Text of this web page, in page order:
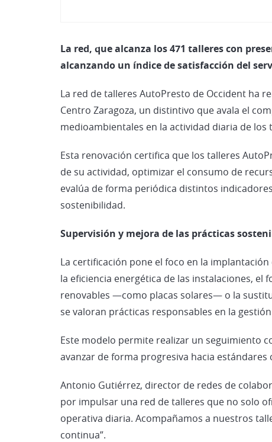
La red, que alcanza los 471 talleres con
alcanzando un índice de satisfacción del
La red de talleres AutoPresto de Occident ha
Centro Zaragoza, un distintivo que avala el
medioambientales en la actividad diaria de los
Esta renovación certifica que los talleres
de su actividad, optimizar el consumo de
evalúa de forma periódica distintos
sostenibilidad.
Supervisión y mejora de las prácticas
La certificación pone el foco en la
la eficiencia energética de las instalaciones,
renovables —como placas solares— o la
se valoran prácticas responsables en la
Este modelo permite realizar un seguimiento
avanzar de forma progresiva hacia
Antonio Gutiérrez, director de redes de
por impulsar una red de talleres que no solo
operativa diaria. Acompañamos a nuestros
continua”.